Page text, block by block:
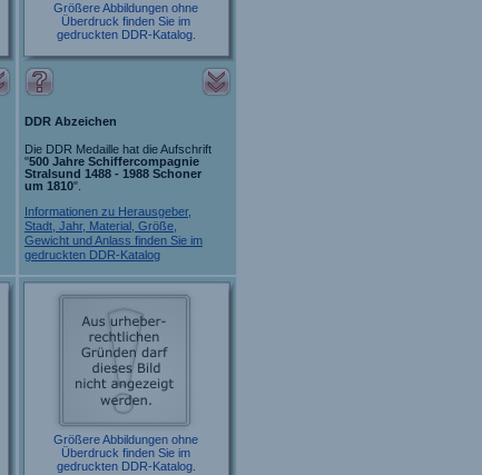
Größere Abbildungen ohne
Überdruck finden Sie im
gedruckten DDR-Katalog.
DDR Abzeichen
Die DDR Medaille hat die Aufschrift
"500 Jahre Schiffercompagnie
Stralsund 1488 - 1988 Schoner
um 1810".
Informationen zu Herausgeber,
Stadt, Jahr, Material, Größe,
Gewicht und Anlass finden Sie im
gedruckten DDR-Katalog
Größere Abbildungen ohne
Überdruck finden Sie im
gedruckten DDR-Katalog.